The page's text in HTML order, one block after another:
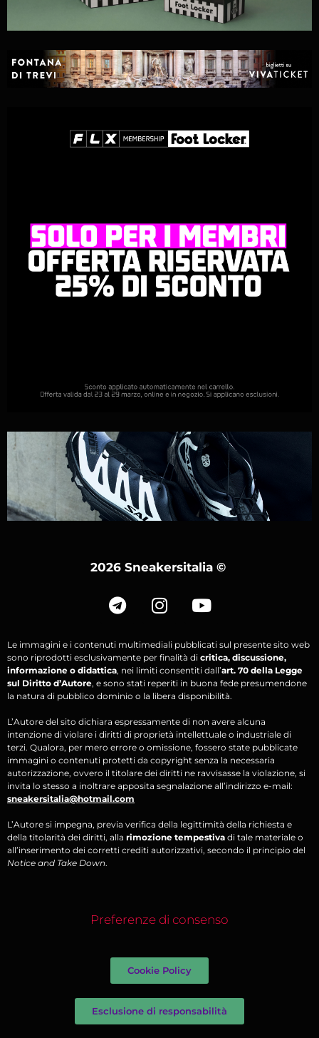
2026 Sneakersitalia ©
Le immagini e i contenuti multimediali pubblicati sul presente sito web
sono riprodotti esclusivamente per finalità di critica, discussione,
informazione o didattica, nei limiti consentiti dall’art. 70 della Legge
sul Diritto d’Autore, e sono stati reperiti in buona fede presumendone
la natura di pubblico dominio o la libera disponibilità.
L’Autore del sito dichiara espressamente di non avere alcuna
intenzione di violare i diritti di proprietà intellettuale o industriale di
terzi. Qualora, per mero errore o omissione, fossero state pubblicate
immagini o contenuti protetti da copyright senza la necessaria
autorizzazione, ovvero il titolare dei diritti ne ravvisasse la violazione, si
invita lo stesso a inoltrare apposita segnalazione all’indirizzo e-mail:
sneakersitalia@hotmail.com
L’Autore si impegna, previa verifica della legittimità della richiesta e
della titolarità dei diritti, alla rimozione tempestiva di tale materiale o
all’inserimento dei corretti crediti autorizzativi, secondo il principio del
Notice and Take Down.
Preferenze di consenso
Cookie Policy
Esclusione di responsabilità